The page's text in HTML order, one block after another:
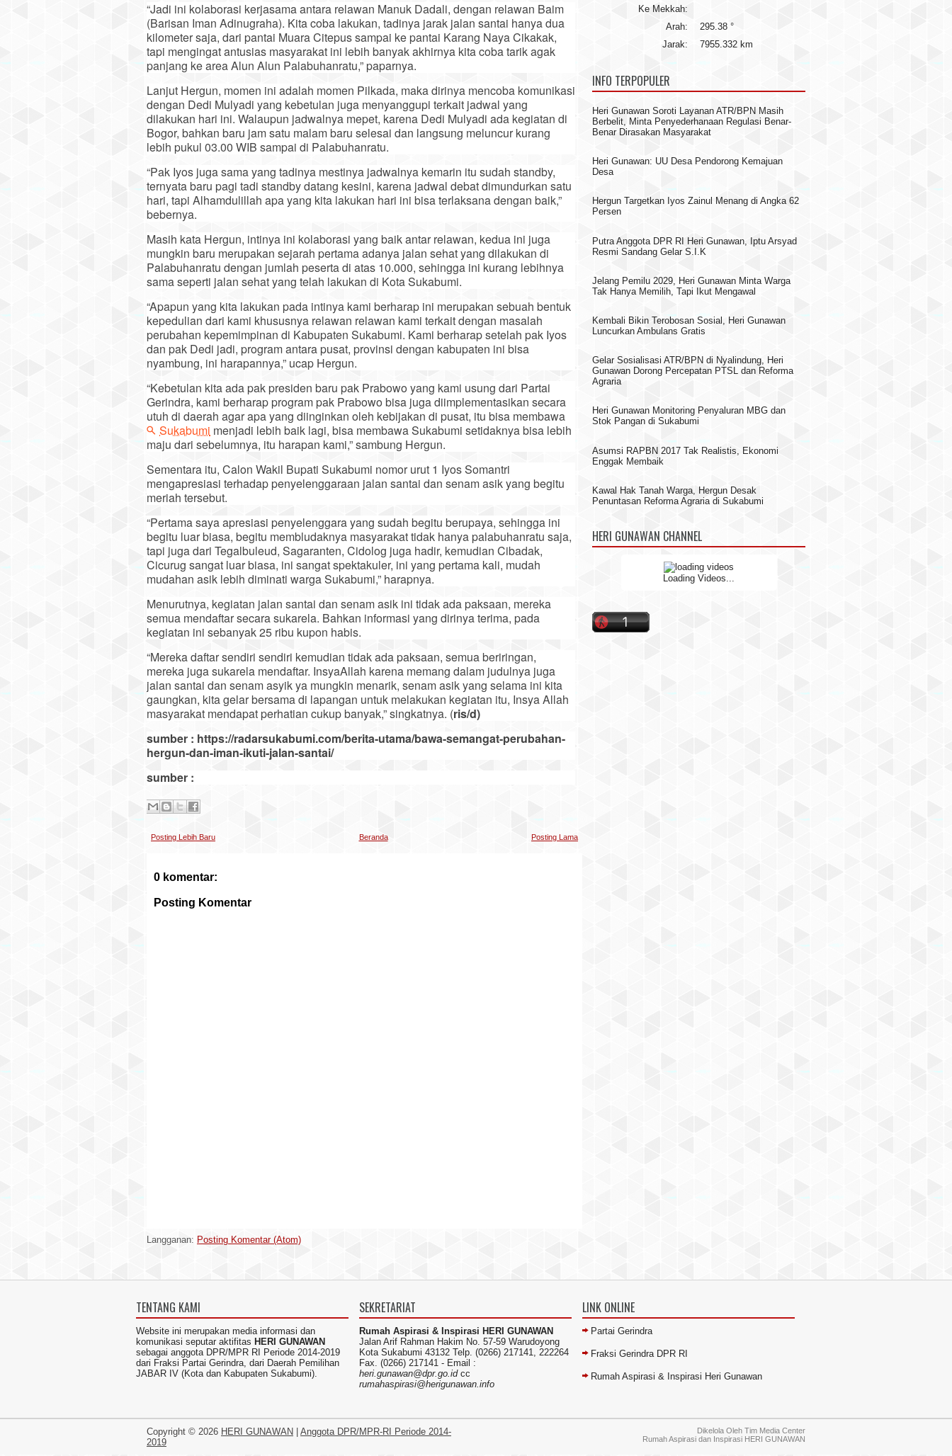
“Jadi ini kolaborasi kerjasama antara relawan Manuk Dadali, dengan relawan Baim
(Barisan Iman Adinugraha). Kita coba lakukan, tadinya jarak jalan santai hanya dua
kilometer saja, dari pantai Muara Citepus sampai ke pantai Karang Naya Cikakak,
tapi mengingat antusias masyarakat ini lebih banyak akhirnya kita coba tarik agak
panjang ke area Alun Alun Palabuhanratu,” paparnya.
Lanjut Hergun, momen ini adalah momen Pilkada, maka dirinya mencoba komunikasi
dengan Dedi Mulyadi yang kebetulan juga menyanggupi terkait jadwal yang
dilakukan hari ini. Walaupun jadwalnya mepet, karena Dedi Mulyadi ada kegiatan di
Bogor, bahkan baru jam satu malam baru selesai dan langsung meluncur kurang
lebih pukul 03.00 WIB sampai di Palabuhanratu.
“Pak Iyos juga sama yang tadinya mestinya jadwalnya kemarin itu sudah standby,
ternyata baru pagi tadi standby datang kesini, karena jadwal debat dimundurkan satu
hari, tapi Alhamdulillah apa yang kita lakukan hari ini bisa terlaksana dengan baik,”
bebernya.
Masih kata Hergun, intinya ini kolaborasi yang baik antar relawan, kedua ini juga
mungkin baru merupakan sejarah pertama adanya jalan sehat yang dilakukan di
Palabuhanratu dengan jumlah peserta di atas 10.000, sehingga ini kurang lebihnya
sama seperti jalan sehat yang telah lakukan di Kota Sukabumi.
“Apapun yang kita lakukan pada intinya kami berharap ini merupakan sebuah bentuk
kepedulian dari kami khususnya relawan relawan kami terkait dengan masalah
perubahan kepemimpinan di Kabupaten Sukabumi. Kami berharap setelah pak Iyos
dan pak Dedi jadi, program antara pusat, provinsi dengan kabupaten ini bisa
nyambung, ini harapannya,” ucap Hergun.
“Kebetulan kita ada pak presiden baru pak Prabowo yang kami usung dari Partai
Gerindra, kami berharap program pak Prabowo bisa juga diimplementasikan secara
utuh di daerah agar apa yang diinginkan oleh kebijakan di pusat, itu bisa membawa
Sukabumi menjadi lebih baik lagi, bisa membawa Sukabumi setidaknya bisa lebih
maju dari sebelumnya, itu harapan kami,” sambung Hergun.
Sementara itu, Calon Wakil Bupati Sukabumi nomor urut 1 Iyos Somantri
mengapresiasi terhadap penyelenggaraan jalan santai dan senam asik yang begitu
meriah tersebut.
“Pertama saya apresiasi penyelenggara yang sudah begitu berupaya, sehingga ini
begitu luar biasa, begitu membludaknya masyarakat tidak hanya palabuhanratu saja,
tapi juga dari Tegalbuleud, Sagaranten, Cidolog juga hadir, kemudian Cibadak,
Cicurug sangat luar biasa, ini sangat spektakuler, ini yang pertama kali, mudah
mudahan asik lebih diminati warga Sukabumi,” harapnya.
Menurutnya, kegiatan jalan santai dan senam asik ini tidak ada paksaan, mereka
semua mendaftar secara sukarela. Bahkan informasi yang dirinya terima, pada
kegiatan ini sebanyak 25 ribu kupon habis.
“Mereka daftar sendiri sendiri kemudian tidak ada paksaan, semua beriringan,
mereka juga sukarela mendaftar. InsyaAllah karena memang dalam judulnya juga
jalan santai dan senam asyik ya mungkin menarik, senam asik yang selama ini kita
gaungkan, kita gelar bersama di lapangan untuk melakukan kegiatan itu, Insya Allah
masyarakat mendapat perhatian cukup banyak,” singkatnya. (ris/d)
sumber : https://radarsukabumi.com/berita-utama/bawa-semangat-perubahan-
hergun-dan-iman-ikuti-jalan-santai/
sumber :
Posting Lebih Baru Posting Lama
Beranda
0 komentar:
Posting Komentar
Langganan: Posting Komentar (Atom)
Ke Mekkah:
Arah:
295.38 °
Jarak:
7955.332 km
INFO TERPOPULER
Heri Gunawan Soroti Layanan ATR/BPN Masih
Berbelit, Minta Penyederhanaan Regulasi Benar-
Benar Dirasakan Masyarakat
Heri Gunawan: UU Desa Pendorong Kemajuan
Desa
Hergun Targetkan Iyos Zainul Menang di Angka 62
Persen
Putra Anggota DPR RI Heri Gunawan, Iptu Arsyad
Resmi Sandang Gelar S.I.K
Jelang Pemilu 2029, Heri Gunawan Minta Warga
Tak Hanya Memilih, Tapi Ikut Mengawal
Kembali Bikin Terobosan Sosial, Heri Gunawan
Luncurkan Ambulans Gratis
Gelar Sosialisasi ATR/BPN di Nyalindung, Heri
Gunawan Dorong Percepatan PTSL dan Reforma
Agraria
Heri Gunawan Monitoring Penyaluran MBG dan
Stok Pangan di Sukabumi
Asumsi RAPBN 2017 Tak Realistis, Ekonomi
Enggak Membaik
Kawal Hak Tanah Warga, Hergun Desak
Penuntasan Reforma Agraria di Sukabumi
HERI GUNAWAN CHANNEL
Loading Videos...
TENTANG KAMI
Website ini merupakan media informasi dan
komunikasi seputar aktifitas HERI GUNAWAN
sebagai anggota DPR/MPR RI Periode 2014-2019
dari Fraksi Partai Gerindra, dari Daerah Pemilihan
JABAR IV (Kota dan Kabupaten Sukabumi).
SEKRETARIAT
Rumah Aspirasi & Inspirasi HERI GUNAWAN
Jalan Arif Rahman Hakim No. 57-59 Warudoyong
Kota Sukabumi 43132 Telp. (0266) 217141, 222264
Fax. (0266) 217141 - Email :
heri.gunawan@dpr.go.idcc
rumahaspirasi@herigunawan.info
LINK ONLINE
Partai Gerindra
Fraksi Gerindra DPR RI
Rumah Aspirasi & Inspirasi Heri Gunawan
Copyright © 2026 HERI GUNAWAN
Anggota DPR/MPR-RI Periode 2014-
2019
Dikelola Oleh Tim Media Center
Rumah Aspirasi dan Inspirasi HERI GUNAWAN